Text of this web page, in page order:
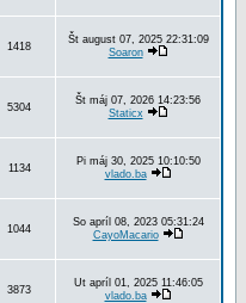
1418
Št august 07, 2025 22:31:09
Soaron
5304
Št máj 07, 2026 14:23:56
Staticx
1134
Pi máj 30, 2025 10:10:50
vlado.ba
1044
So apríl 08, 2023 05:31:24
CayoMacario
3873
Ut apríl 01, 2025 11:46:05
vlado.ba